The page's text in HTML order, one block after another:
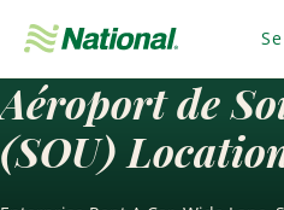
navigation
Aéroport de
(SOU)